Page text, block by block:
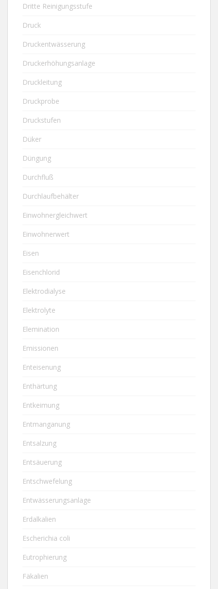
Dritte Reinigungsstufe
Druck
Druckentwässerung
Druckerhöhungsanlage
Druckleitung
Druckprobe
Druckstufen
Düker
Düngung
Durchfluß
Durchlaufbehälter
Einwohnergleichwert
Einwohnerwert
Eisen
Eisenchlorid
Elektrodialyse
Elektrolyte
Elemination
Emissionen
Enteisenung
Enthärtung
Entkeimung
Entmanganung
Entsalzung
Entsäuerung
Entschwefelung
Entwässerungsanlage
Erdalkalien
Escherichia coli
Eutrophierung
Fäkalien